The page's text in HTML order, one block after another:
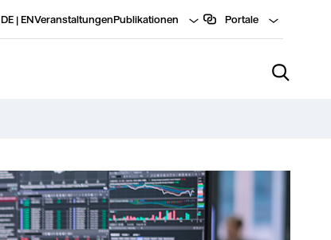
Portale
Publikationen
Veranstaltungen
DE | EN